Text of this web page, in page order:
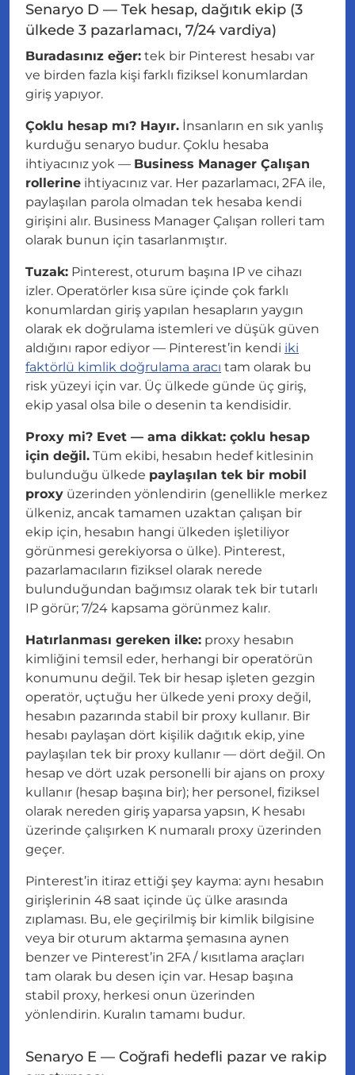
Senaryo D — Tek hesap, dağıtık ekip (3
ülkede 3 pazarlamacı, 7/24 vardiya)
Buradasınız eğer: tek bir Pinterest hesabı var
ve birden fazla kişi farklı fiziksel konumlardan
giriş yapıyor.
Çoklu hesap mı? Hayır. İnsanların en sık yanlış
kurduğu senaryo budur. Çoklu hesaba
ihtiyacınız yok — Business Manager Çalışan
rollerine ihtiyacınız var. Her pazarlamacı, 2FA ile,
paylaşılan parola olmadan tek hesaba kendi
girişini alır. Business Manager Çalışan rolleri tam
olarak bunun için tasarlanmıştır.
Tuzak: Pinterest, oturum başına IP ve cihazı
izler. Operatörler kısa süre içinde çok farklı
konumlardan giriş yapılan hesapların yaygın
olarak ek doğrulama istemleri ve düşük güven
aldığını rapor ediyor — Pinterest’in kendi iki
faktörlü kimlik doğrulama aracı tam olarak bu
risk yüzeyi için var. Üç ülkede günde üç giriş,
ekip yasal olsa bile o desenin ta kendisidir.
Proxy mi? Evet — ama dikkat: çoklu hesap
için değil. Tüm ekibi, hesabın hedef kitlesinin
bulunduğu ülkede paylaşılan tek bir mobil
proxy üzerinden yönlendirin (genellikle merkez
ülkeniz, ancak tamamen uzaktan çalışan bir
ekip için, hesabın hangi ülkeden işletiliyor
görünmesi gerekiyorsa o ülke). Pinterest,
pazarlamacıların fiziksel olarak nerede
bulunduğundan bağımsız olarak tek bir tutarlı
IP görür; 7/24 kapsama görünmez kalır.
Hatırlanması gereken ilke: proxy hesabın
kimliğini temsil eder, herhangi bir operatörün
konumunu değil. Tek bir hesap işleten gezgin
operatör, uçtuğu her ülkede yeni proxy değil,
hesabın pazarında stabil bir proxy kullanır. Bir
hesabı paylaşan dört kişilik dağıtık ekip, yine
paylaşılan tek bir proxy kullanır — dört değil. On
hesap ve dört uzak personelli bir ajans on proxy
kullanır (hesap başına bir); her personel, fiziksel
olarak nereden giriş yaparsa yapsın, K hesabı
üzerinde çalışırken K numaralı proxy üzerinden
geçer.
Pinterest’in itiraz ettiği şey kayma: aynı hesabın
girişlerinin 48 saat içinde üç ülke arasında
zıplaması. Bu, ele geçirilmiş bir kimlik bilgisine
veya bir oturum aktarma şemasına aynen
benzer ve Pinterest’in 2FA / kısıtlama araçları
tam olarak bu desen için var. Hesap başına
stabil proxy, herkesi onun üzerinden
yönlendirin. Kuralın tamamı budur.
Senaryo E — Coğrafi hedefli pazar ve rakip